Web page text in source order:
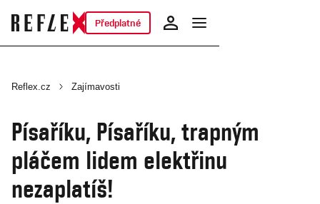
Předplatné
Reflex.cz Zajímavosti
Písaříku, Písaříku, trapným
pláčem lidem elektřinu
nezaplatíš!